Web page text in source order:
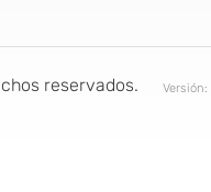
reservados. Versión: